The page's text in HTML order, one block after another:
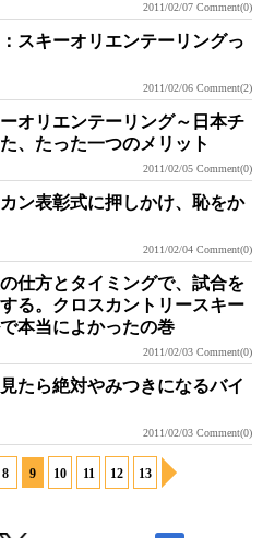
2011/02/07 Comment(0)
スキーオリエンテーリングっ
2011/02/06 Comment(2)
オリエンテーリング～日本チ
、たった一つのメリット
2011/02/05 Comment(0)
ン表彰式に押しかけ、恥をか
2011/02/04 Comment(0)
仕方とタイミングで、試合を
る。クロスカントリースキー
本当によかったの巻
2011/02/03 Comment(0)
たら絶対やみつきになるバイ
2011/02/03 Comment(0)
8 9 10 11 12 13